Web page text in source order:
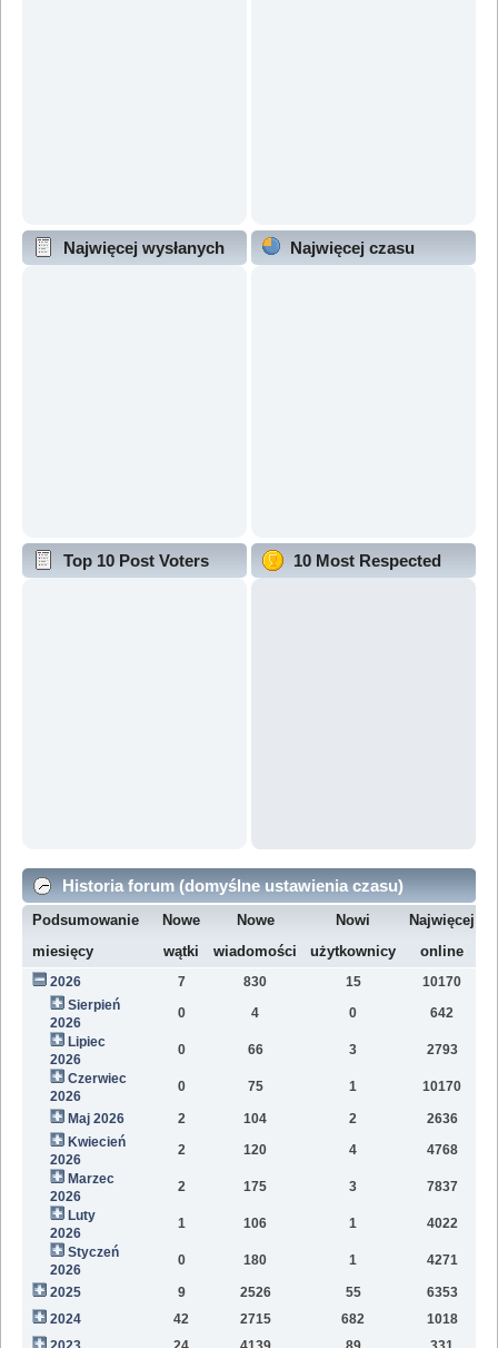
Najwięcej wysłanych
Najwięcej czasu
Top 10 Post Voters 10 Most Respected
Historia forum (domyślne ustawienia czasu)
Podsumowanie
miesięcy
Nowe
wątki
Nowe
wiadomości
Nowi
użytkownicy
Najwięcej
online
2026 7 830 15 10170
Sierpień
2026
0 4 0 642
Lipiec
2026
0 66 3 2793
Czerwiec
2026
0 75 1 10170
Maj 2026 2 104 2 2636
Kwiecień
2026
2 120 4 4768
Marzec
2026
2 175 3 7837
Luty
2026
1 106 1 4022
Styczeń
2026
0 180 1 4271
2025 9 2526 55 6353
2024
42 2715 682 1018